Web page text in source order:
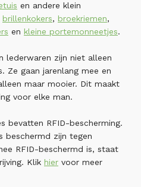
en andere klein
brillenkokers, broekriemen,
en kleine portemonneetjes.
lederwaren zijn niet alleen
Ze gaan jarenlang mee en
maar mooier. Dit maakt
voor elke man.
bevatten RFID-bescherming.
beschermd zijn tegen
RFID-beschermd is, staat
Klik hier voor meer